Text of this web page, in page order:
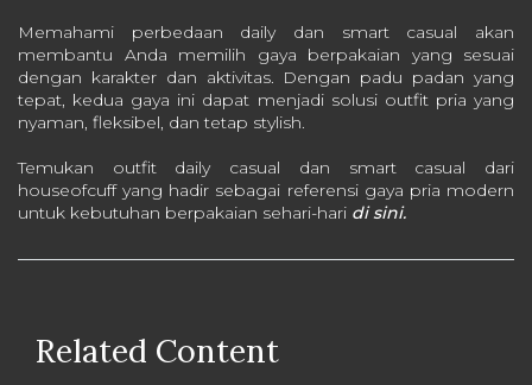
Memahami perbedaan daily dan smart casual akan
membantu Anda memilih gaya berpakaian yang sesuai
dengan karakter dan aktivitas. Dengan padu padan yang
tepat, kedua gaya ini dapat menjadi solusi outfit pria yang
nyaman, fleksibel, dan tetap stylish.
Temukan outfit daily casual dan smart casual dari
houseofcuff yang hadir sebagai referensi gaya pria modern
untuk kebutuhan berpakaian sehari-hari di sini.
Related Content